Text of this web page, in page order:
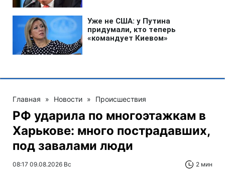
Главная » Новости » Происшествия
РФ ударила по многоэтажкам в
Харькове: много пострадавших,
под завалами люди
08:17 09.08.2026 Вс 2 мин